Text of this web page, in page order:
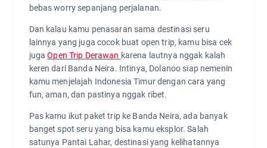
bebas worry sepanjang perjalanan.
Dan kalau kamu penasaran sama destinasi seru
lainnya yang juga cocok buat open trip, kamu bisa cek
jugaOpen Trip Derawan karena lautnya nggak kalah
keren dari Banda Neira. Intinya, Dolanoo siap nemenin
kamu menjelajah Indonesia Timur dengan cara yang
fun, aman, dan pastinya nggak ribet.
Pas kamu ikut paket trip ke Banda Neira, ada banyak
banget spot seru yang bisa kamu eksplor. Salah
satunya Pantai Lahar, destinasi yang kelihatannya